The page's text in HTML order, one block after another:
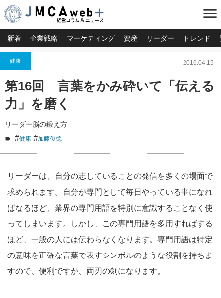
menu
新着 企業戦略 マーケティング 資産 リーダー トレンド
健康 2016.04.15
第16回 言葉をかみ砕いて「伝える
力」を磨く
リーダー脳の鍛え方
#健康 #加藤俊徳
リーダーは、自分の志していることの発信を多くの場面で
求められます。自分が専門として毎日やっている事になれ
ばなるほど、業界の専門用語を特別に意識することなく使
ってしまいます。しかし、この専門用語を多用すればする
ほど、一般の人には伝わらなくなります。専門用語は特定
の意味を正確な言葉で表すシンボルのような役割を持ちま
すので、便利ですが、両刃の剣になります。